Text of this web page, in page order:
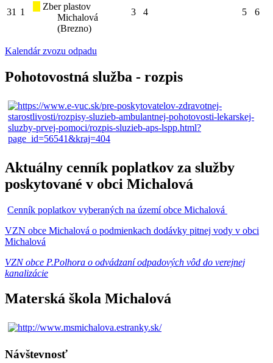
31 1
Zber plastov
Michalová
(Brezno)
3 4 5 6
Kalendár zvozu odpadu
Pohotovostná služba - rozpis
Aktuálny cenník poplatkov za služby
poskytované v obci Michalová
Cenník poplatkov vyberaných na území obce Michalová
VZN obce Michalová o podmienkach dodávky pitnej vody v obci
Michalová
VZN obce P.Polhora o odvádzaní odpadových vôd do verejnej
kanalizácie
Materská škola Michalová
Návštevnosť